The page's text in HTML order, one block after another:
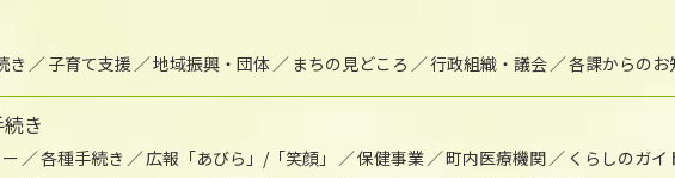
き 子育て支援 地域振興・団体 まちの見どころ 行政組織・議会 各課からのお
き
各種手続き 広報「あびら」/「笑顔」 保健事業 町内医療機関 くらしのガイ